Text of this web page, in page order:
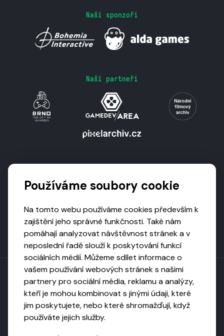
Naši sponzoři
Naši partneři
Toto dílo podléhá licenci CC BY-NC-ND
Uveďte původ, neužívejte komerčně, nezpracovávejte.
Používáme soubory cookie
Na tomto webu používáme cookies především k
zajištění jeho správné funkčnosti. Také nám
pomáhají analyzovat návštěvnost stránek a v
neposlední řadě slouží k poskytování funkcí
sociálních médií. Můžeme sdílet informace o
vašem používání webových stránek s našimi
partnery pro sociální média, reklamu a analýzy,
kteří je mohou kombinovat s jinými údaji, které
jim poskytujete, nebo které shromažďují, když
používáte jejich služby.